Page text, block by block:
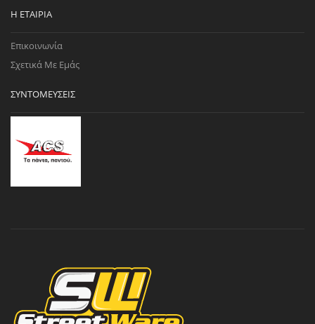
Η ΕΤΑΙΡΊΑ
Επικοινωνία
Σχετικά Με Εμάς
ΣΥΝΤΟΜΕΎΣΕΙΣ